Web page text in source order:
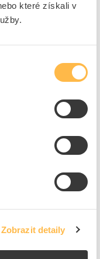
které získali v
Zobrazit detaily
+
Česká republika
Prohlášení o shodě.pdf